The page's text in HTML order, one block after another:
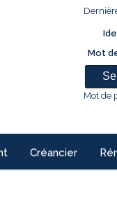
Mot
Mot de
Créancier